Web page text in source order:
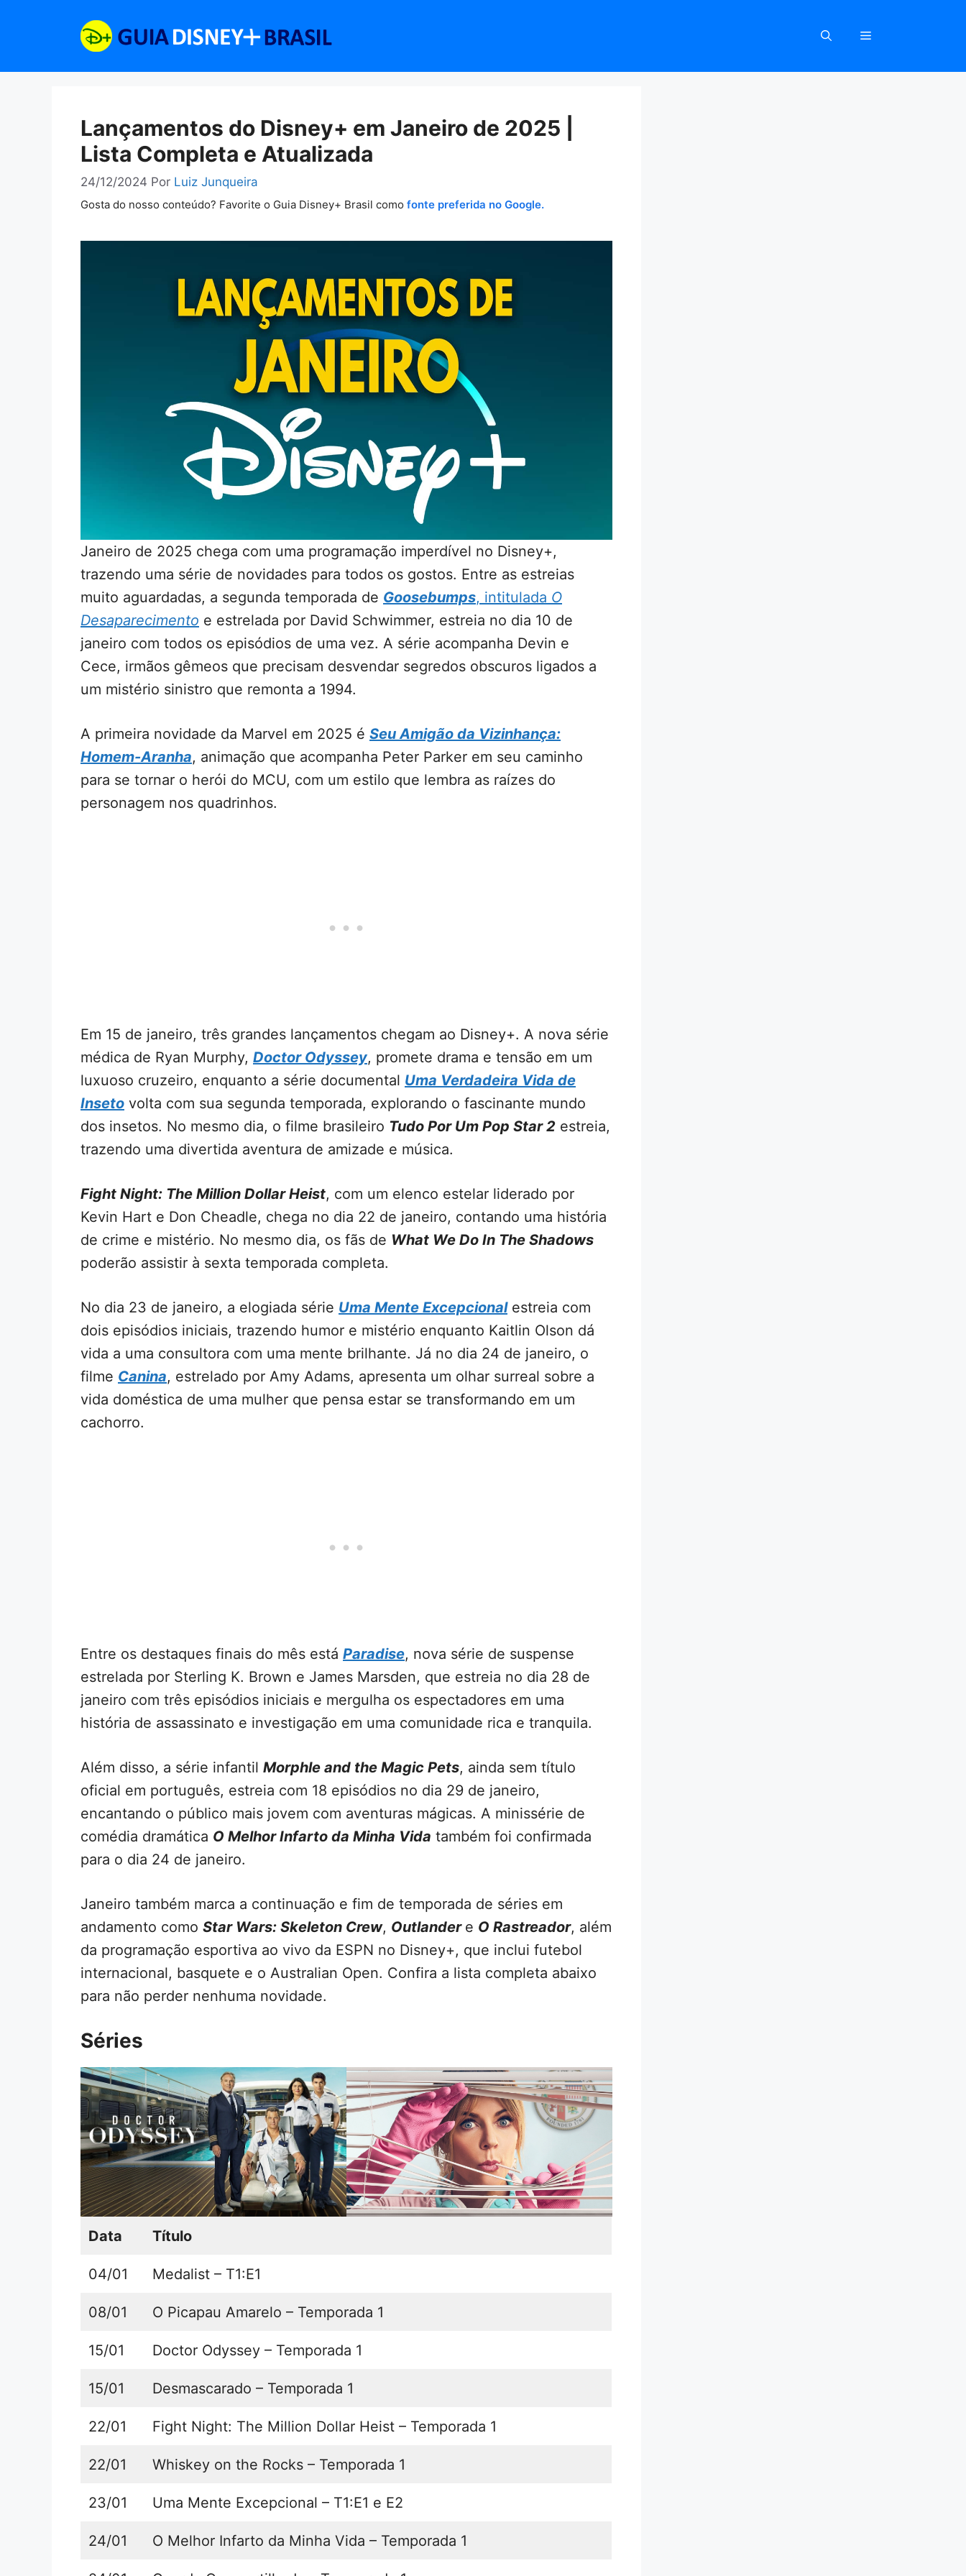
Lançamentos do Disney+ em Janeiro de 2025 |
Lista Completa e Atualizada
24/12/2024 Por Luiz Junqueira
Gosta do nosso conteúdo? Favorite o Guia Disney+ Brasil como fonte preferida no Google.
Janeiro de 2025 chega com uma programação imperdível no Disney+,
trazendo uma série de novidades para todos os gostos. Entre as estreias
muito aguardadas, a segunda temporada de Goosebumps, intitulada O
Desaparecimento e estrelada por David Schwimmer, estreia no dia 10 de
janeiro com todos os episódios de uma vez. A série acompanha Devin e
Cece, irmãos gêmeos que precisam desvendar segredos obscuros ligados a
um mistério sinistro que remonta a 1994.
A primeira novidade da Marvel em 2025 é Seu Amigão da Vizinhança:
Homem-Aranha, animação que acompanha Peter Parker em seu caminho
para se tornar o herói do MCU, com um estilo que lembra as raízes do
personagem nos quadrinhos.
Em 15 de janeiro, três grandes lançamentos chegam ao Disney+. A nova série
médica de Ryan Murphy, Doctor Odyssey, promete drama e tensão em um
luxuoso cruzeiro, enquanto a série documental Uma Verdadeira Vida de
Inseto volta com sua segunda temporada, explorando o fascinante mundo
dos insetos. No mesmo dia, o filme brasileiro Tudo Por Um Pop Star 2 estreia,
trazendo uma divertida aventura de amizade e música.
Fight Night: The Million Dollar Heist, com um elenco estelar liderado por
Kevin Hart e Don Cheadle, chega no dia 22 de janeiro, contando uma história
de crime e mistério. No mesmo dia, os fãs de What We Do In The Shadows
poderão assistir à sexta temporada completa.
No dia 23 de janeiro, a elogiada série Uma Mente Excepcionalestreia com
dois episódios iniciais, trazendo humor e mistério enquanto Kaitlin Olson dá
vida a uma consultora com uma mente brilhante. Já no dia 24 de janeiro, o
filme Canina, estrelado por Amy Adams, apresenta um olhar surreal sobre a
vida doméstica de uma mulher que pensa estar se transformando em um
cachorro.
Entre os destaques finais do mês está Paradise, nova série de suspense
estrelada por Sterling K. Brown e James Marsden, que estreia no dia 28 de
janeiro com três episódios iniciais e mergulha os espectadores em uma
história de assassinato e investigação em uma comunidade rica e tranquila.
Além disso, a série infantil Morphle and the Magic Pets, ainda sem título
oficial em português, estreia com 18 episódios no dia 29 de janeiro,
encantando o público mais jovem com aventuras mágicas. A minissérie de
comédia dramática O Melhor Infarto da Minha Vida também foi confirmada
para o dia 24 de janeiro.
Janeiro também marca a continuação e fim de temporada de séries em
andamento como Star Wars: Skeleton Crew, Outlander e O Rastreador, além
da programação esportiva ao vivo da ESPN no Disney+, que inclui futebol
internacional, basquete e o Australian Open. Confira a lista completa abaixo
para não perder nenhuma novidade.
Séries
Data Título
04/01 Medalist – T1:E1
08/01 O Picapau Amarelo – Temporada 1
15/01 Doctor Odyssey – Temporada 1
15/01 Desmascarado – Temporada 1
22/01 Fight Night: The Million Dollar Heist – Temporada 1
22/01 Whiskey on the Rocks – Temporada 1
23/01 Uma Mente Excepcional – T1:E1 e E2
24/01 O Melhor Infarto da Minha Vida – Temporada 1